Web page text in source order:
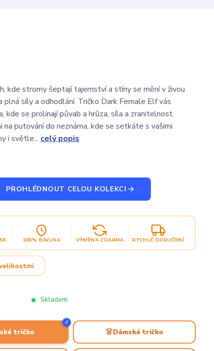
kde stromy šeptají tajemství a stíny se mění v živou
síly a odhodlání. Tričko Dark Female Elf vás
kde se prolínají půvab a hrůza, síla a zranitelnost.
na putování do neznáma, kde se setkáte s vašimi
i světle... celý popis
PROHLÉDNOUT CELOU KOLEKCI
100% BAVLNA VÝMĚNA ZDARMA RYCHLÉ DORUČENÍ
Skladem
tričko
✓
👗Dámské tričko